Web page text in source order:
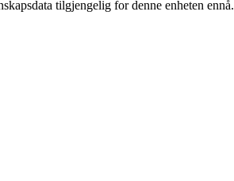
tilgjengelig for denne enheten ennå.